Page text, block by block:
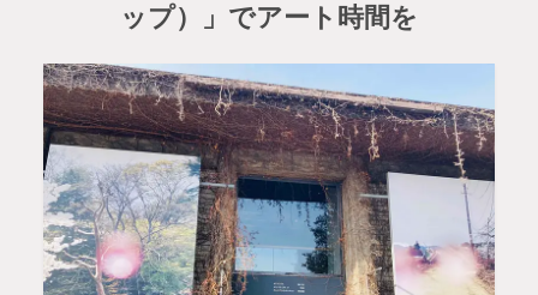
ップ）」でアート時間を